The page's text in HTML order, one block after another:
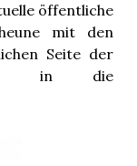
öffentliche
mit den
Seite der
in die